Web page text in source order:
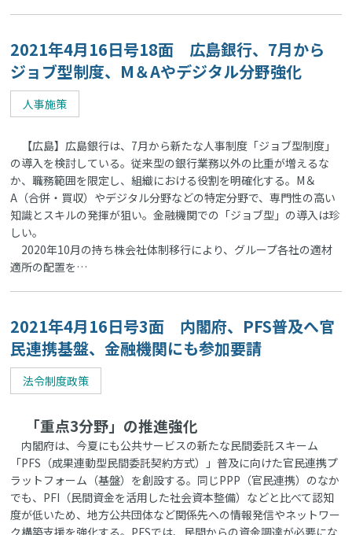
2021年4月16日号18面 広島銀行、7月から
ジョブ型制度、M＆Aやデジタル分野強化
人事施策
【広島】広島銀行は、7月から新たな人事制度「ジョブ型制度」
の導入を検討している。従来型の銀行業務以外の比重が増えるな
か、職務範囲を限定し、組織における役割を明確化する。M＆
A（合併・買収）やデジタル分野などの特定分野で、専門性の高い
知識とスキルの発揮が狙い。金融機関での「ジョブ型」の導入は珍
しい。
2020年10月の持ち株会社体制移行により、グループ各社の適材
適所の配置を…
2021年4月16日号3面 内閣府、PFS普及へ官
民連携基盤、金融機関にも参加要請
法令制度政策
「重点3分野」の推進強化
内閣府は、今夏にも公共サービスの新たな民間委託スキーム
「PFS（成果連動型民間委託契約方式）」普及に向けた官民連携プ
ラットフォーム（基盤）を創設する。同じPPP（官民連携）のなか
でも、PFI（民間資金を活用した社会資本整備）などと比べて認知
度が低いため、地方公共団体など関係先への情報発信やネットワー
ク構築支援を強化する。PFSでは、民間からの資金調達が必要にな